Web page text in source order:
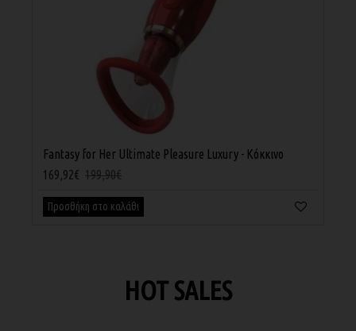
Fantasy for Her Ultimate Pleasure Luxury - Κόκκινο
169,92€ 199,90€
Προσθήκη στο καλάθι
HOT SALES